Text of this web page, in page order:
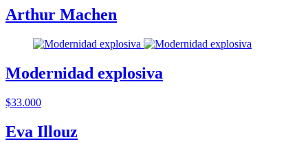
Arthur Machen
Modernidad explosiva
$33.000
Eva Illouz